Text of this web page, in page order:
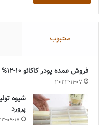
محبوب
فروش عمده پودر کاکائو 10-12% (PH7)
2023-11-07
شیوه
پرورد
09-18